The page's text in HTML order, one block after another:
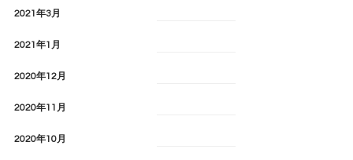
2021年3月
2021年1月
2020年12月
2020年11月
2020年10月